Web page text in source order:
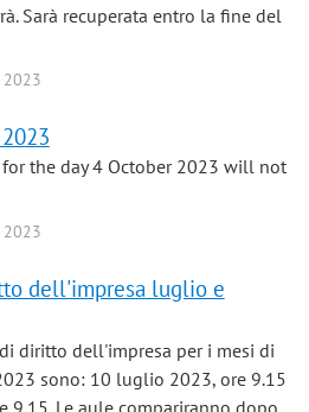
Sarà recuperata entro la fine del
the day 4 October 2023 will not
dell'impresa luglio e
diritto dell'impresa per i mesi di
sono: 10 luglio 2023, ore 9.15